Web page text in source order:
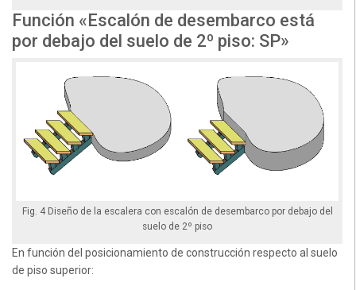
Función «Escalón de desembarco está
por debajo del suelo de 2º piso: SP»
Fig. 4 Diseño de la escalera con escalón de desembarco por debajo del
suelo de 2º piso
En función del posicionamiento de construcción respecto al suelo
de piso superior: